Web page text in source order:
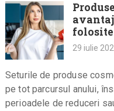
folosite
29 iulie
Seturile de produse
pe tot parcursul anului,
perioadele de reduceri